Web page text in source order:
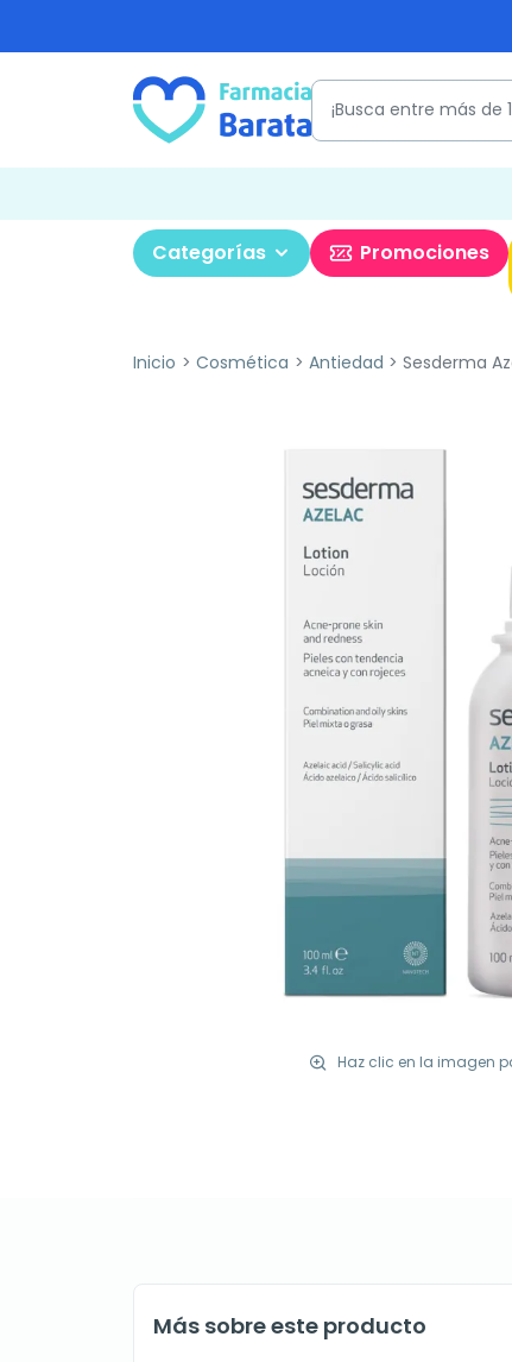
Categorías Promociones
Inicio Cosmética Antiedad Sesderma
Haz clic en la imagen
Más sobre este producto